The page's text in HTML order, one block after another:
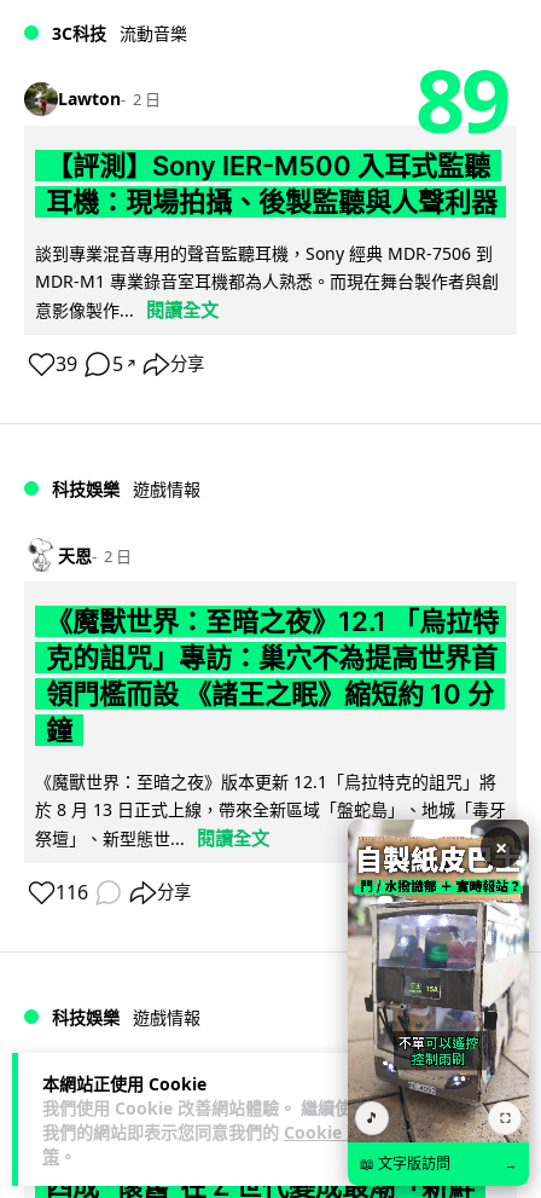
本網站正使用 Cookie
我們使用 Cookie 改善網站體驗。 繼續使用
我們的網站即表示您同意我們的 Cookie 政
策 。
3C科技 流動音樂
Lawton 2 日 89
【評測】Sony IER-M500 入耳式監聽
耳機：現場拍攝、後製監聽與人聲利器
談到專業混音專用的聲音監聽耳機，Sony 經典 MDR-7506 到
MDR-M1 專業錄音室耳機都為人熟悉。而現在舞台製作者與創
意影像製作...
閱讀全文
39 5 ↗ 分享
科技娛樂 遊戲情報
天恩 2 日
《魔獸世界：至暗之夜》12.1 「烏拉特
克的詛咒」專訪：巢穴不為提高世界首
領門檻而設 《諸王之眠》縮短約 10 分
鐘
《魔獸世界：至暗之夜》版本更新 12.1「烏拉特克的詛咒」將
於 8 月 13 日正式上線，帶來全新區域「盤蛇島」、地城「毒牙
祭壇」、新型態世...
閱讀全文
116 分享
科技娛樂 遊戲情報
Lawton 2 日
日本二手遊戲店減 90% 門市 業績反增
四成 "懷舊"在 Z 世代變成最潮「新鮮
×
🎵 ⛶
📖 文字版訪問 →